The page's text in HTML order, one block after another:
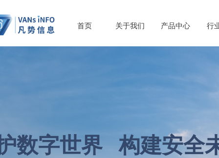
首页 关于我们 产品中心 行
数字世界 构建安全